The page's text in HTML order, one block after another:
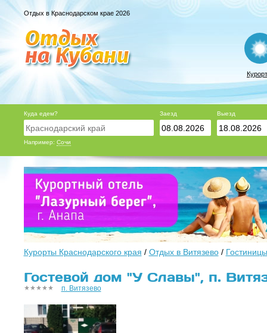
Отдых в Краснодарском крае 2026
Куда едем?
Например: Сочи
Заезд Выезд
Курорты Краснодарского края / Отдых в Витязево/
Гостевой дом "У Славы", п.
п. Витязево